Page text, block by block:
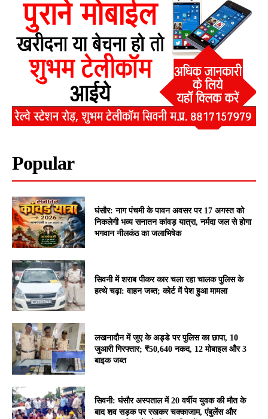
Popular
घंसौर: नाग पंचमी के पावन अवसर पर 17 अगस्त को
निकलेगी भव्य सनातन कांवड़ यात्रा, नर्मदा जल से होगा
भगवान नीलकंठ का जलाभिषेक
सिवनी में शराब पीकर कार चला रहा चालक पुलिस के
हत्थे चढ़ा: वाहन जब्त; कोर्ट में पेश हुआ मामला
लखनादौन में जुए के अड्डे पर पुलिस का छापा, 10
जुआरी गिरफ्तार; ₹50,640 नकद, 12 मोबाइल और 3
बाइक जब्त
सिवनी: घंसौर अस्पताल में 20 वर्षीय युवक की मौत के
बाद शव सड़क पर रखकर चक्काजाम, एंबुलेंस और